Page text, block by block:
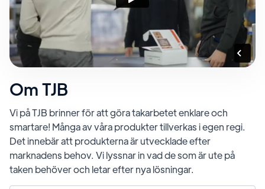
Om TJB
Vi på TJB brinner för att göra takarbetet enklare och
smartare! Många av våra produkter tillverkas i egen regi.
Det innebär att produkterna är utvecklade efter
marknadens behov. Vi lyssnar in vad de som är ute på
taken behöver och letar efter nya lösningar.